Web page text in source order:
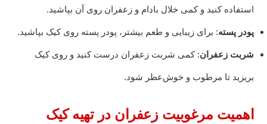
استفاده کنید و کمی خلال بادام و زعفران روی آن بپاشید.
پودر پسته: برای زیبایی و طعم بیشتر، پودر پسته روی کیک بپاشید.
شربت زعفران: کمی شربت زعفران درست کنید و روی کیک
بریزید تا مرطوب و خوش‌عطر شود.
اهمیت مرغوبیت زعفران در تهیه کیک